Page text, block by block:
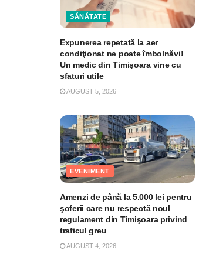
SĂNĂTATE
Expunerea repetată la aer
condiţionat ne poate îmbolnăvi!
Un medic din Timişoara vine cu
sfaturi utile
AUGUST 5, 2026
EVENIMENT
Amenzi de până la 5.000 lei pentru
şoferii care nu respectă noul
regulament din Timişoara privind
traficul greu
AUGUST 4, 2026